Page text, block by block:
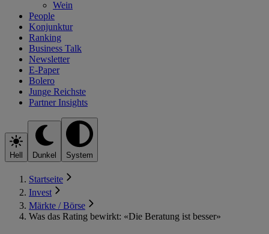
Wein
People
Konjunktur
Ranking
Business Talk
Newsletter
E-Paper
Bolero
Junge Reichste
Partner Insights
Hell Dunkel System
Startseite
Invest
Märkte / Börse
Was das Rating bewirkt: «Die Beratung ist besser»